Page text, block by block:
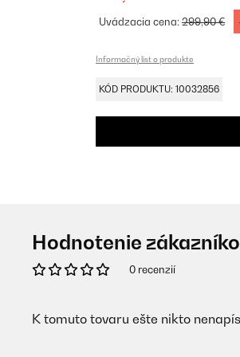
Uvádzacia cena:299,90 €
Informačný list o produkte
KÓD PRODUKTU: 10032856
Hodnotenie
0 recenzií
K tomuto tovaru ešte nikto